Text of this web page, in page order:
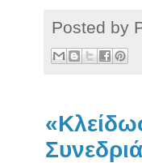
Posted by